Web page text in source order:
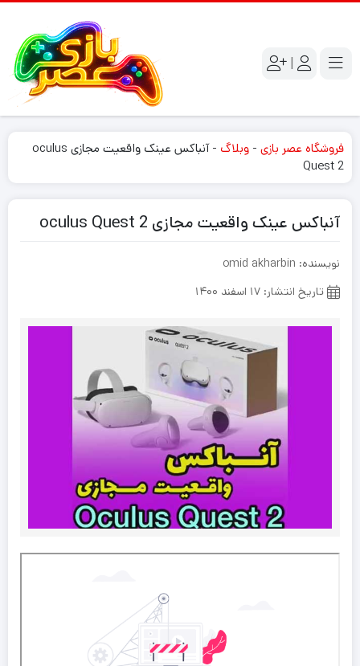
|
فروشگاه عصر بازی - وبلاگ -
آنباکس عینک واقعیت مجازی oculus
Quest 2
آنباکس عینک واقعیت مجازی oculus Quest 2
نویسنده: omid akharbin
تاریخ انتشار: ۱۷ اسفند ۱۴۰۰